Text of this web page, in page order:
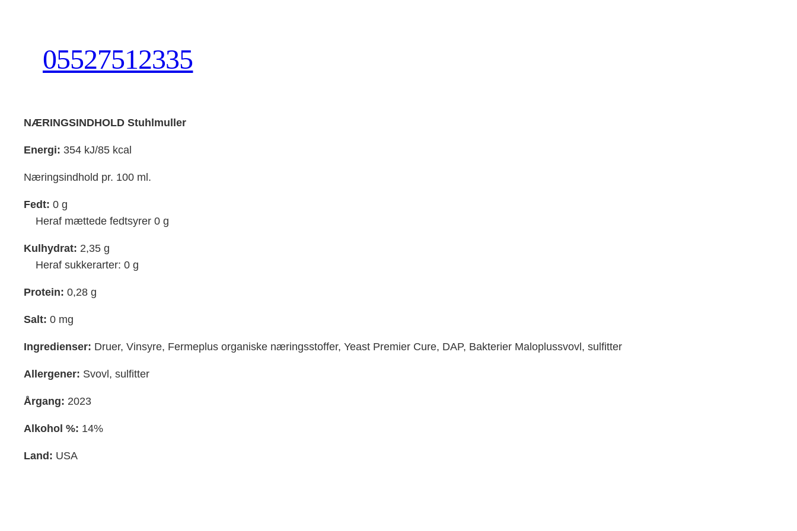
05527512335
NÆRINGSINDHOLD Stuhlmuller
Energi: 354 kJ/85 kcal
Næringsindhold pr. 100 ml.
Fedt: 0 g
Heraf mættede fedtsyrer 0 g
Kulhydrat: 2,35 g
Heraf sukkerarter: 0 g
Protein: 0,28 g
Salt: 0 mg
Ingredienser: Druer, Vinsyre, Fermeplus organiske næringsstoffer, Yeast Premier Cure, DAP, Bakterier Maloplussvovl, sulfitter
Allergener: Svovl, sulfitter
Årgang: 2023
Alkohol %: 14%
Land: USA